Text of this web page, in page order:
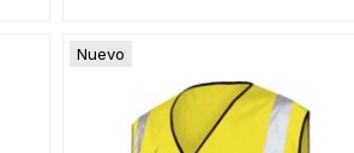
Nuevo